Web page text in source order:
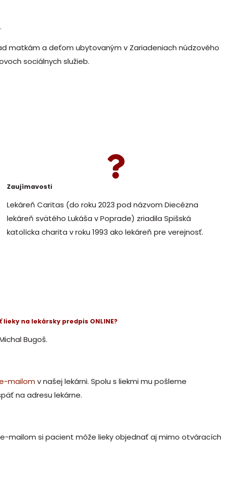
matkám a deťom ubytovaným v Zariadeniach núdzového
sociálnych služieb.
Zaujímavosti
Lekáreň Caritas (do roku 2023 pod názvom Diecézna
lekáreň svätého Lukáša v Poprade) zriadila Spišská
katolícka charita v roku 1993 ako lekáreň pre verejnosť.
na lekársky predpis ONLINE?
Bugoš.
mailomv našej lekárni. Spolu s liekmi mu pošleme
na adresu lekárne.
mailom si pacient môže lieky objednať aj mimo otváracích